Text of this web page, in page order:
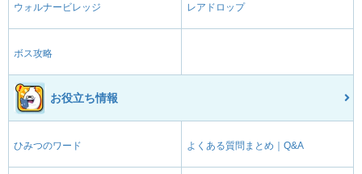
ウォルナービレッジ レアドロップ
ボス攻略
お役立ち情報
ひみつのワード よくある質問まとめ｜Q&A